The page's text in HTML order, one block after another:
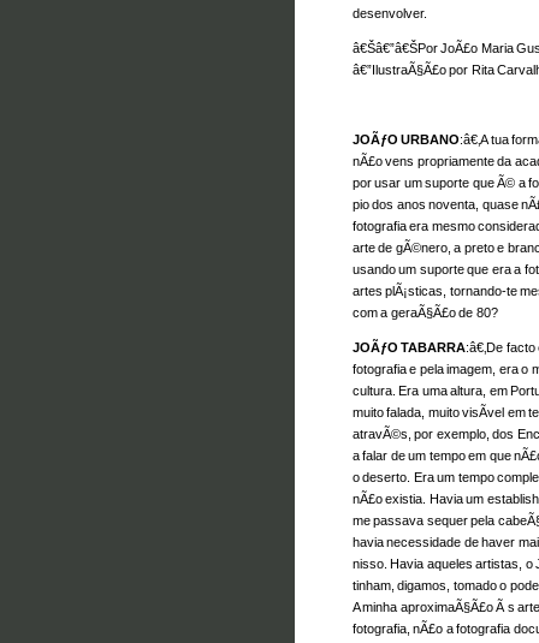
desenvolver.
â€Šâ€”â€ŠPor JoÃ£o Maria
â€”IlustraÃ§Ã£o por Rita
JOÃƒO URBANO:â€‚A tua
nÃ£o vens propriamente da
por usar um suporte que Ã© a
pio dos anos noventa, quase
fotografia era mesmo
arte de gÃ©nero, a preto e
usando um suporte que era a
artes plÃ¡sticas, tornando-te
com a geraÃ§Ã£o de 80?
JOÃƒO TABARRA:â€‚De
fotografia e pela imagem, era o
cultura. Era uma altura, em
muito falada, muito visÃ­vel em
atravÃ©s, por exemplo, dos
a falar de um tempo em que
o deserto. Era um tempo
nÃ£o existia. Havia um
me passava sequer pela
havia necessidade de haver
nisso. Havia aqueles artistas, o
tinham, digamos, tomado o
A minha aproximaÃ§Ã£o Ã s
fotografia, nÃ£o a fotografia